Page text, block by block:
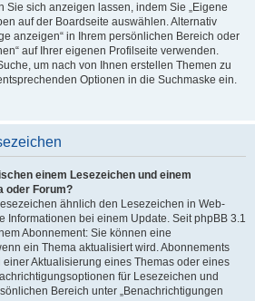
Sie sich anzeigen lassen, indem Sie „Eigene
auf der Boardseite auswählen. Alternativ
anzeigen“ in Ihrem persönlichen Bereich oder
auf Ihrer eigenen Profilseite verwenden.
um nach von Ihnen erstellen Themen zu
Optionen in die Suchmaske ein.
einem Lesezeichen und einem
oder Forum?
ähnlich den Lesezeichen in Web-
Informationen bei einem Update. Seit phpBB 3.1
Abonnement: Sie können eine
ein Thema aktualisiert wird. Abonnements
Aktualisierung eines Themas oder eines
für Lesezeichen und
Bereich unter „Benachrichtigungen